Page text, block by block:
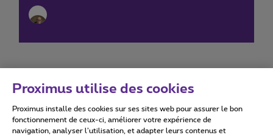
Conditions d'utilisation Accessibility statement
Proximus utilise des cookies
Proximus installe des cookies sur ses sites web pour assurer le bon
fonctionnement de ceux-ci, améliorer votre expérience de
navigation, analyser l’utilisation, et adapter leurs contenus et